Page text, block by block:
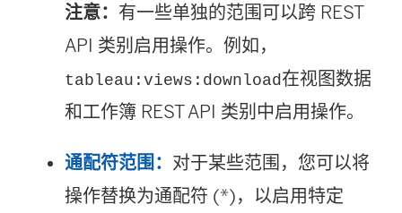
注意： 有一些单独的范围可以跨 REST
API 类别启用操作。例如，
tableau:views:download 在视图数据
和工作簿 REST API 类别中启用操作。
通配符范围： 对于某些范围，您可以将
操作替换为通配符 (*)，以启用特定